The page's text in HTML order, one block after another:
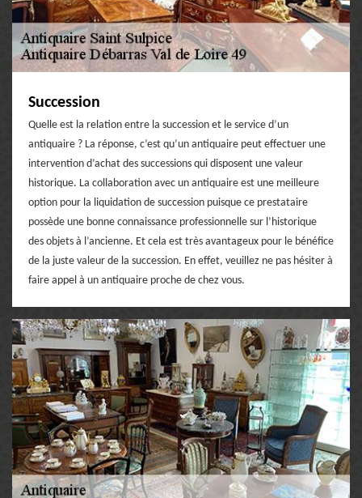
Succession
Quelle est la relation entre la succession et le service d’un
antiquaire ? La réponse, c’est qu’un antiquaire peut effectuer une
intervention d’achat des successions qui disposent une valeur
historique. La collaboration avec un antiquaire est une meilleure
option pour la liquidation de succession puisque ce prestataire
possède une bonne connaissance professionnelle sur l’historique
des objets à l’ancienne. Et cela est très avantageux pour le bénéfice
de la juste valeur de la succession. En effet, veuillez ne pas hésiter à
faire appel à un antiquaire proche de chez vous.